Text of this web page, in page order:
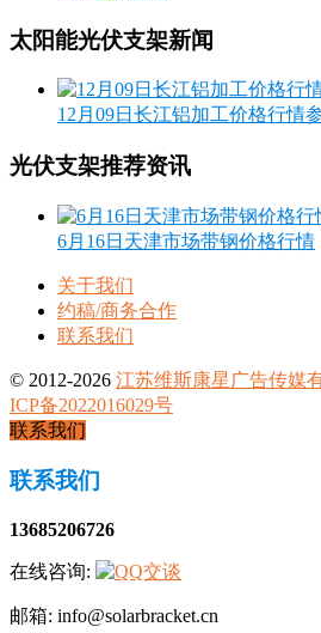
太阳能光伏支架新闻
12月09日长江铝加工价格行情
光伏支架推荐资讯
6月16日天津市场带钢价格行情
关于我们
约稿/商务合作
联系我们
© 2012-2026 江苏维斯康星广告传媒
ICP备2022016029号
联系我们
联系我们
13685206726
在线咨询:
邮箱: info@solarbracket.cn